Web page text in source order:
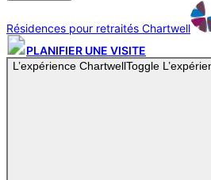
Résidences pour retraités Chartwell
PLANIFIER UNE VISITE
L’expérience ChartwellToggle